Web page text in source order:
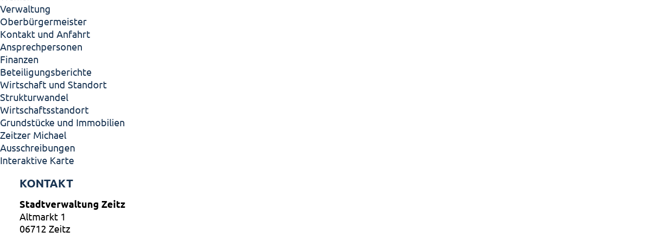
Verwaltung
Oberbürgermeister
Kontakt und Anfahrt
Ansprechpersonen
Finanzen
Beteiligungsberichte
Wirtschaft und Standort
Strukturwandel
Wirtschaftsstandort
Grundstücke und Immobilien
Zeitzer Michael
Ausschreibungen
Interaktive Karte
KONTAKT
Stadtverwaltung Zeitz
Altmarkt 1
06712 Zeitz